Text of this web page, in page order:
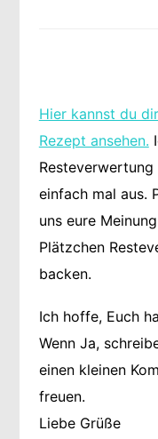
Hier kannst du
Rezept ansehen.
einfach mal aus.
uns eure
Plätzchen
backen.
Ich hoffe, Euch
Wenn Ja,
einen kleinen
freuen.
Liebe Grüße